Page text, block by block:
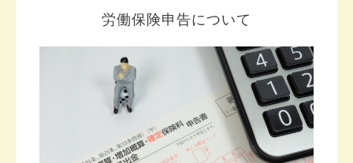
労働保険申告について